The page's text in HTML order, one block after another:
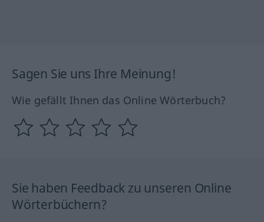
Sagen Sie uns Ihre Meinung!
Wie gefällt Ihnen das Online Wörterbuch?
Sie haben Feedback zu unseren Online
Wörterbüchern?